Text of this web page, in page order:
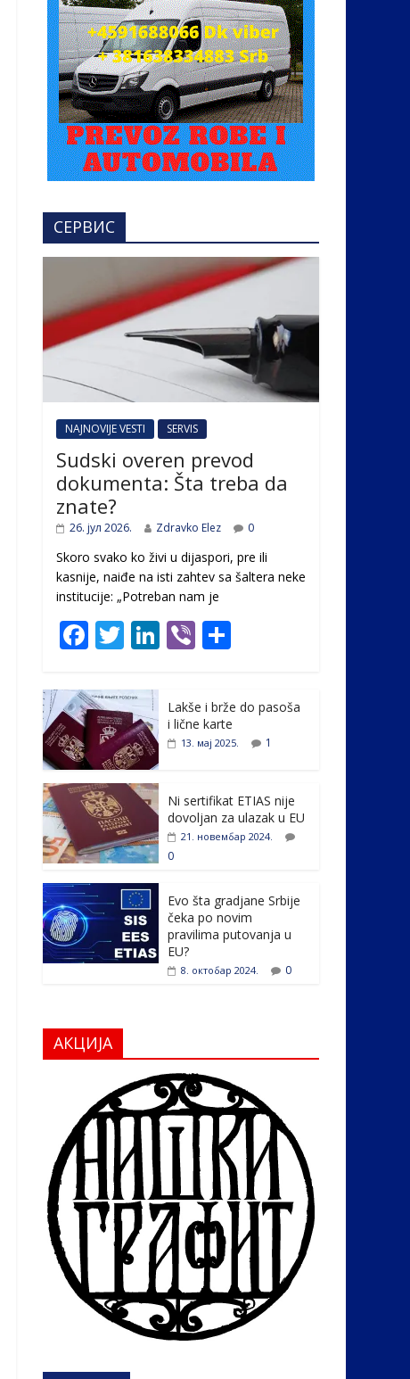
СЕРВИС
NAJNOVIJE VESTI SERVIS
Sudski overen prevod
dokumenta: Šta treba da
znate?
26. јул 2026. Zdravko Elez 0
Skoro svako ko živi u dijaspori, pre ili
kasnije, naiđe na isti zahtev sa šaltera neke
institucije: „Potreban nam je
F
e
b
o
o
k
T
itt
er
Li
e
dI
Vi
er ar
e
Lakše i brže do pasoša
i lične karte
13. мај 2025. 1
Ni sertifikat ETIAS nije
dovoljan za ulazak u EU
21. новембар 2024.
0
Evo šta gradjane Srbije
čeka po novim
pravilima putovanja u
EU?
8. октобар 2024. 0
АКЦИЈА